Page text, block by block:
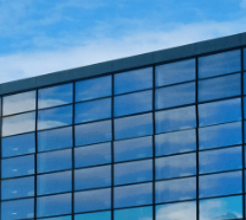
Trimos V4+